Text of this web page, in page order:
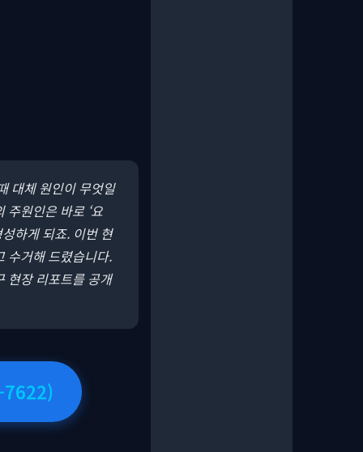
대체 원인이 무엇일
원인은 바로 ‘요
하게 되죠. 이번 현
수거해 드렸습니다.
현장 리포트를 공개
7622)